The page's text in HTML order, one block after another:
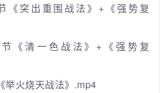
《突出重围战法》+《强势复
《清一色战法》+《强势复
举火烧天战法》.mp4